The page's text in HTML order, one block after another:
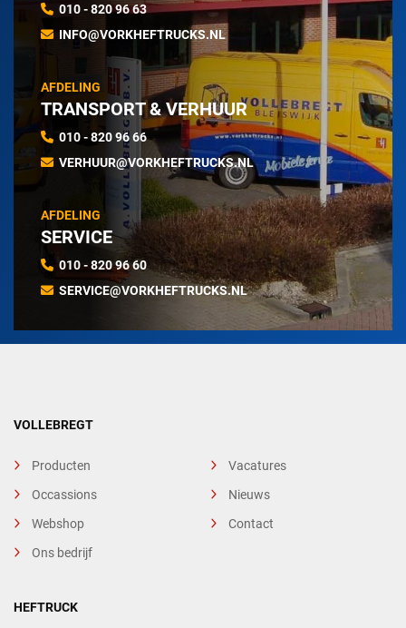
010 - 820 96 63
INFO@VORKHEFTRUCKS.NL
AFDELING
TRANSPORT & VERHUUR
010 - 820 96 66
VERHUUR@VORKHEFTRUCKS.NL
AFDELING
SERVICE
010 - 820 96 60
SERVICE@VORKHEFTRUCKS.NL
VOLLEBREGT
Producten
Occassions
Webshop
Ons bedrijf
Vacatures
Nieuws
Contact
HEFTRUCK